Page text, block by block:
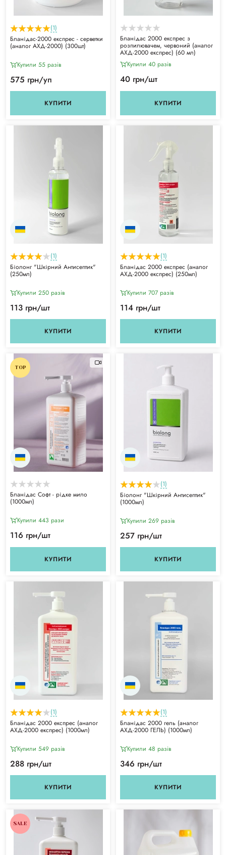
(1)
Бланідас-2000 експрес - серветки
(аналог АХД-2000) (300шт)
Купили 55 разiв
575 грн/уп
КУПИТИ
Бланідас 2000 експрес з
розпилювачем, червоний (аналог
АХД-2000 експрес) (60 мл)
Купили 40 разiв
40 грн/шт
КУПИТИ
(1)
Біолонг "Шкірний Антисептик"
(250мл)
Купили 250 разiв
113 грн/шт
КУПИТИ
(1)
Бланідас 2000 експрес (аналог
АХД-2000 експрес) (250мл)
Купили 707 разiв
114 грн/шт
КУПИТИ
TOP
Бланідас Софт - рідке мило
(1000мл)
Купили 443 рази
116 грн/шт
КУПИТИ
(1)
Біолонг "Шкірний Антисептик"
(1000мл)
Купили 269 разiв
257 грн/шт
КУПИТИ
(1)
Бланідас 2000 експрес (аналог
АХД-2000 експрес) (1000мл)
Купили 549 разiв
288 грн/шт
КУПИТИ
(1)
Бланідас 2000 гель (аналог
АХД-2000 ГЕЛЬ) (1000мл)
Купили 48 разiв
346 грн/шт
КУПИТИ
SALE